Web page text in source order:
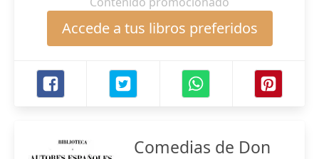
Accede a tus libros preferidos
Comedias de Don